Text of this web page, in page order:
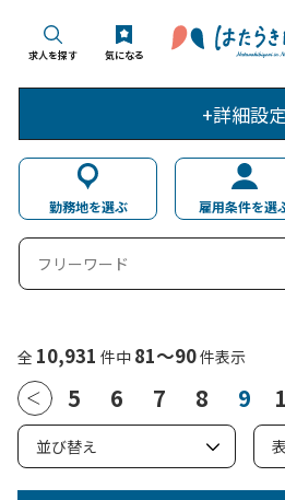
求人を探す 気になる
勤務地を選ぶ 雇用条件を選
+詳細設定
全 10,931 件中 81～90件表示
5 6 7 8 9